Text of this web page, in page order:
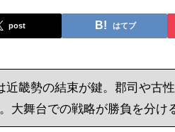
post はてブ
近畿勢の結束が鍵。郡司や古
大舞台での戦略が勝負を分け